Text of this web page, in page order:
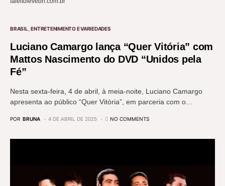
BRASIL ENTRETENIMENTO E VARIEDADES
Luciano Camargo lança “Quer Vitória” com
Mattos Nascimento do DVD “Unidos pela
Fé”
Nesta sexta-feira, 4 de abril, à meia-noite, Luciano Camargo
apresenta ao público “Quer Vitória”, em parceria com o…
POR BRUNA 4 DE ABRIL DE 2025 NO COMMENTS